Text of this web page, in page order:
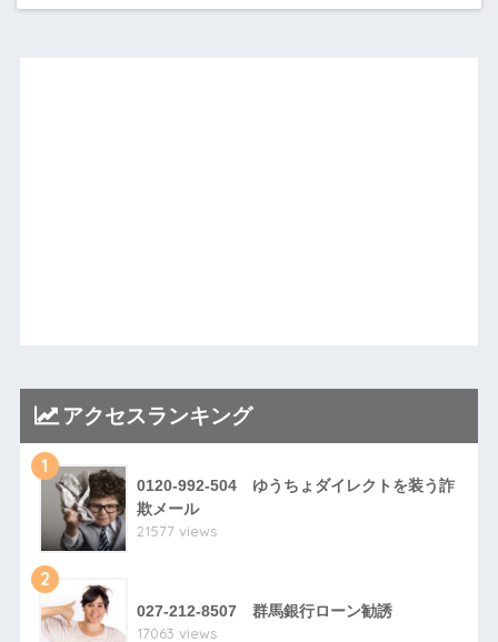
アクセスランキング
1
0120-992-504 ゆうちょダイレクトを装う詐
欺メール
21577 views
2
027-212-8507 群馬銀行ローン勧誘
17063 views